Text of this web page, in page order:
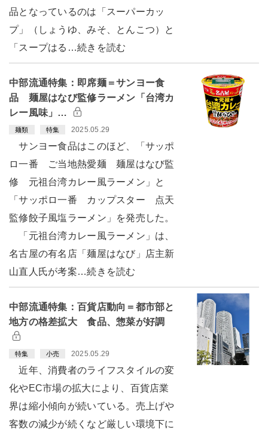
品となっているのは「スーパーカッ
プ」（しょうゆ、みそ、とんこつ）と
「スープはる…続きを読む
中部流通特集：即席麺＝サンヨー食
品 麺屋はなび監修ラーメン「台湾カ
レー風味」…
麺類 特集 2025.05.29
サンヨー食品はこのほど、「サッポ
ロ一番 ご当地熱愛麺 麺屋はなび監
修 元祖台湾カレー風ラーメン」と
「サッポロ一番 カップスター 点天
監修餃子風塩ラーメン」を発売した。
「元祖台湾カレー風ラーメン」は、
名古屋の有名店「麺屋はなび」店主新
山直人氏が考案…続きを読む
中部流通特集：百貨店動向＝都市部と
地方の格差拡大 食品、惣菜が好調
特集 小売 2025.05.29
近年、消費者のライフスタイルの変
化やEC市場の拡大により、百貨店業
界は縮小傾向が続いている。売上げや
客数の減少が続くなど厳しい環境下に